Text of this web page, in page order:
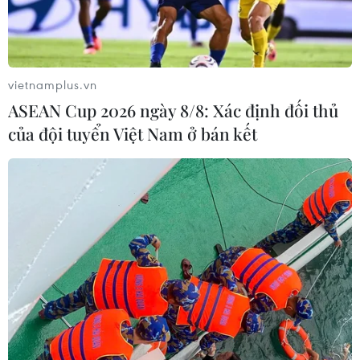
Phó Thủ tướng Trần Hồng Hà đề nghị trọng tâm
hợp tác giữa hai nước về Halal trong thời gian
tới cần tập trung vào các nội dung: thúc đẩy
đàm phán, ký kết và công nhận lẫn nhau về
chứng nhận Halal; hoan nghênh đầu tư vào các
lĩnh vực Halal như nông nghiệp, du lịch, dược
phẩm, mỹ phẩm và công nghiệp hỗ trợ; tạo
thuận lợi trong cấp chứng nhận Halal cho sản
phẩm Việt Nam để tham gia chuỗi cung ứng
toàn cầu; hợp tác chia sẻ kinh nghiệm, hỗ trợ
pháp lý, kỹ thuật, đào tạo và nhân lực phục vụ
ngành Halal; hỗ trợ quảng bá, xúc tiến sản
phẩm, dịch vụ Việt Nam tại thị trường Halal
toàn cầu.
Cũng trong ngày 18/9, Phó Thủ tướng Trần Hồng
Hà đã tiếp ông Azlan Azri Zainal Abidin, Giám
vietnamplus.vn
ASEAN Cup 2026 ngày 8/8: Xác định đối thủ
của đội tuyển Việt Nam ở bán kết